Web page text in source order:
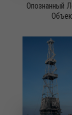
Опознанный